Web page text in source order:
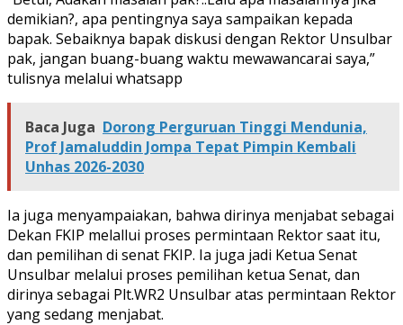
demikian?, apa pentingnya saya sampaikan kepada
bapak. Sebaiknya bapak diskusi dengan Rektor Unsulbar
pak, jangan buang-buang waktu mewawancarai saya,”
tulisnya melalui whatsapp
Baca Juga Dorong Perguruan Tinggi Mendunia,
Prof Jamaluddin Jompa Tepat Pimpin Kembali
Unhas 2026-2030
Ia juga menyampaiakan, bahwa dirinya menjabat sebagai
Dekan FKIP melallui proses permintaan Rektor saat itu,
dan pemilihan di senat FKIP. Ia juga jadi Ketua Senat
Unsulbar melalui proses pemilihan ketua Senat, dan
dirinya sebagai Plt.WR2 Unsulbar atas permintaan Rektor
yang sedang menjabat.